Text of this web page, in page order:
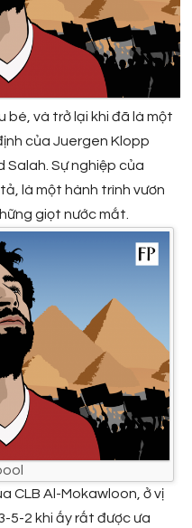
bé, và trở lại khi đã là một
của Juergen Klopp
Sự nghiệp của
là một hành trình vươn
giọt nước mắt.
CLB Al-Mokawloon, ở vị
5-2 khi ấy rất được ưa